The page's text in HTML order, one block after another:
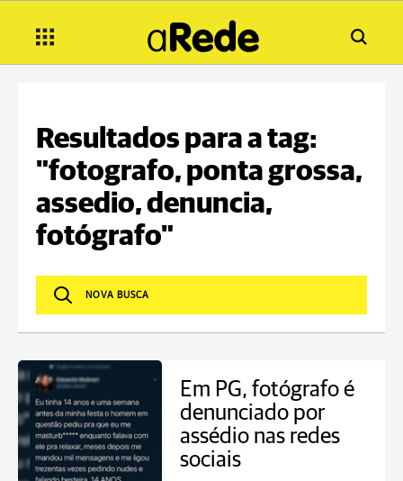
Resultados para a tag:
"fotografo, ponta grossa,
assedio, denuncia,
fotógrafo"
Em PG, fotógrafo é
denunciado por
assédio nas redes
sociais